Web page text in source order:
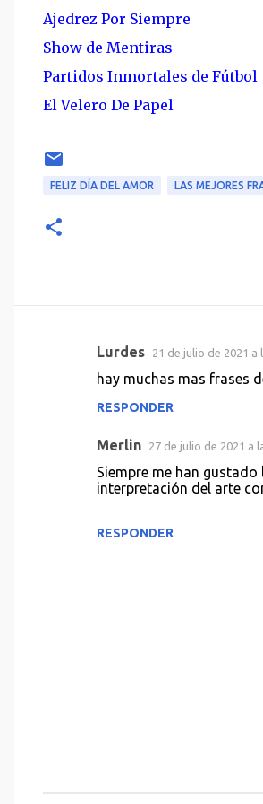
Ajedrez Por Siempre
Show de Mentiras
Partidos Inmortales de Fútbol
El Velero De Papel
FELIZ DÍA DEL AMOR LAS MEJORES
Lurdes 21 de julio de 2021 a
hay muchas mas frases
RESPONDER
Merlin 27 de julio de 2021 a
Siempre me han
interpretación del arte
RESPONDER